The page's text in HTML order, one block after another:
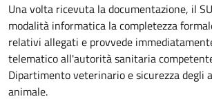
Una volta ricevuta la documentazione, il
modalità informatica la completezza
relativi allegati e provvede
telematico all'autorità sanitaria
Dipartimento veterinario e sicurezza degli
animale.